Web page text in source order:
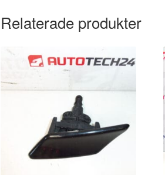
Relaterade produkter